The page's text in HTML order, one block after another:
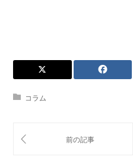
コラム